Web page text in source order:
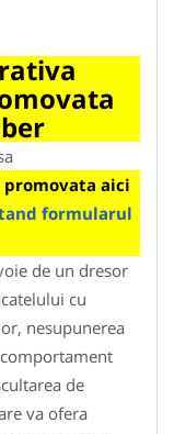
promovata aici
formularul
de un dresor
cu
nesupunerea
de
va ofera